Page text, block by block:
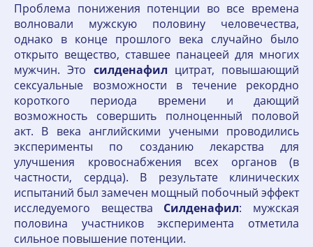
Проблема понижения потенции во все времена
волновали мужскую половину человечества,
однако в конце прошлого века случайно было
открыто вещество, ставшее панацеей для многих
мужчин. Это силденафил цитрат, повышающий
сексуальные возможности в течение рекордно
короткого периода времени и дающий
возможность совершить полноценный половой
акт. В века английскими учеными проводились
эксперименты по созданию лекарства для
улучшения кровоснабжения всех органов (в
частности, сердца). В результате клинических
испытаний был замечен мощный побочный эффект
исследуемого вещества Силденафил: мужская
половина участников эксперимента отметила
сильное повышение потенции.